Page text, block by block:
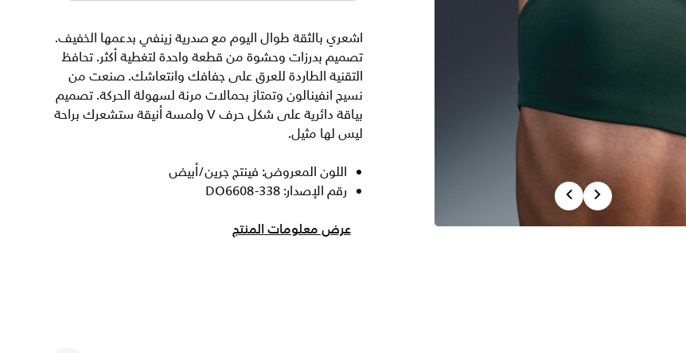
PreviousNext
اشعري بالثقة طوال اليوم مع صدرية زينفي بدعمها الخفيف.
تصميم بدرزات وحشوة من قطعة واحدة لتغطية أكثر. تحافظ
التقنية الطاردة للعرق على جفافك وانتعاشك. صنعت من
نسيج انفينالون وتمتاز بحمالات مرنة لسهولة الحركة. تصميم
بياقة دائرية على شكل حرف V ولمسة أنيقة ستشعرك براحة
ليس لها مثيل.
اللون المعروض: فينتج جرين/أبيض
رقم الإصدار: DO6608-338
عرض معلومات المنتج